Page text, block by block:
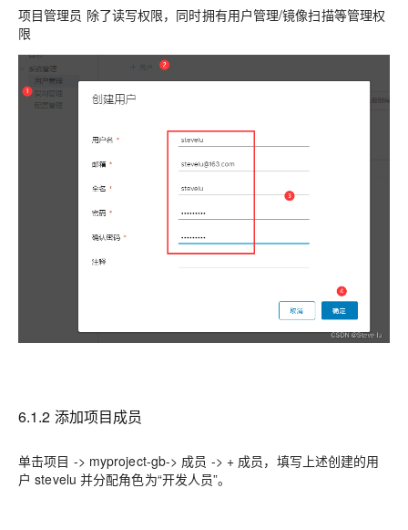
项目管理员 除了读写权限，同时拥有用户管理/镜像扫描等管理权
限
6.1.2 添加项目成员
单击项目 -> myproject-gb-> 成员 -> + 成员，填写上述创建的用
户 stevelu 并分配角色为“开发人员”。